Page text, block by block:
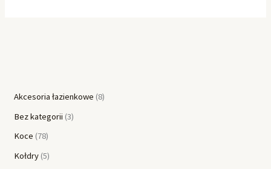
Akcesoria łazienkowe 8
Bez kategorii 3
Koce 78
Kołdry 5